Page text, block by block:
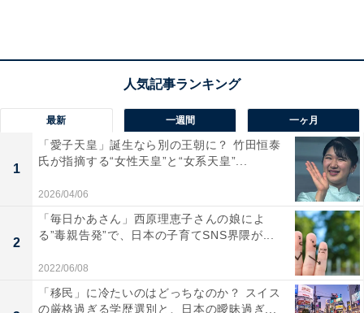
る日。入学祝いを兼ねて、いつもより少し高級なレスト
ランに行くことになりました。席に着くと、ひとりひと
それまで羽菜さんの家庭では、父親だけがメニューを見
て家族の注文を勝手に決めていたため「やった！ 今日は
自分の好きなものが食べられる！」と嬉しくなったから
だというのです。さっそくメニューを見ようとすると、
母親が「メニューを開いちゃダメ」と一喝。父親からは
「女のクセに（メニューを見るなんて）はしたない！ そ
最新 一週間 一ヶ月
1
「愛子天皇」誕生なら別の王朝に？ 竹田恒泰
氏が指摘する“女性天皇”と“女系天皇”...
2026/04/06
2
「毎日かあさん」西原理恵子さんの娘によ
る”毒親告発”で、日本の子育てSNS界隈が...
2022/06/08
「移民」に冷たいのはどっちなのか？ スイス
の厳格過ぎる学歴選別と、日本の曖昧過ぎ...